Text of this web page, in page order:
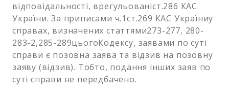
відповідальності, врегульованіст.286 КАС
України. За приписами ч.1ст.269 КАС Україниу
справах, визначених статтями273-277, 280-
283-2,285-289цьогоКодексу, заявами по суті
справи є позовна заява та відзив на позовну
заяву (відзив). Тобто, подання інших заяв по
суті справи не передбачено.